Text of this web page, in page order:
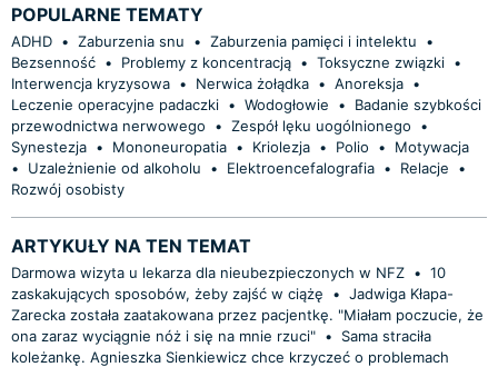
POPULARNE TEMATY
ADHD • Zaburzenia snu • Zaburzenia pamięci i intelektu
•
Bezsenność • Problemy z koncentracją • Toksyczne związki •
Interwencja kryzysowa • Nerwica żołądka • Anoreksja •
Leczenie operacyjne padaczki • Wodogłowie •
Badanie szybkości
przewodnictwa nerwowego
• Zespół lęku uogólnionego
•
Synestezja • Mononeuropatia • Kriolezja • Polio •
Motywacja
•
Uzależnienie od alkoholu • Elektroencefalografia • Relacje
•
Rozwój osobisty
ARTYKUŁY NA TEN TEMAT
Darmowa wizyta u lekarza dla nieubezpieczonych w NFZ • 10
zaskakujących sposobów, żeby zajść w ciążę
• Jadwiga Kłapa-
Zarecka została zaatakowana przez pacjentkę. "Miałam poczucie, że
ona zaraz wyciągnie nóż i się na mnie rzuci" •
Sama straciła
koleżankę. Agnieszka Sienkiewicz chce krzyczeć o problemach